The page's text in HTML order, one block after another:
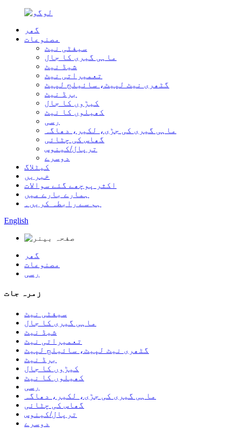
گھر
مصنوعات
سیفٹی نیٹ
ماہی گیری کا جال
شیڈ نیٹ
تعمیراتی نیٹ
گٹھری نیٹ لپیٹ، سائیلج لپیٹ
برڈ نیٹ
کیڑوں کا جال
کھیلوں کا نیٹ
رسی
ماہی گیری کی جڑی، لکیر، دھاگہ
گھاس کی چٹائی
ترپال/کینوس
دوسرے
کیٹلاگ
خبریں
اکثر پوچھے گئے سوالات
ہمارے بارے میں
ہم سے رابطہ کریں۔
English
گھر
مصنوعات
رسی
زمرہ جات
سیفٹی نیٹ
ماہی گیری کا جال
شیڈ نیٹ
تعمیراتی نیٹ
گٹھری نیٹ لپیٹ، سائیلج لپیٹ
برڈ نیٹ
کیڑوں کا جال
کھیلوں کا نیٹ
رسی
ماہی گیری کی جڑی، لکیر، دھاگہ
گھاس کی چٹائی
ترپال/کینوس
دوسرے